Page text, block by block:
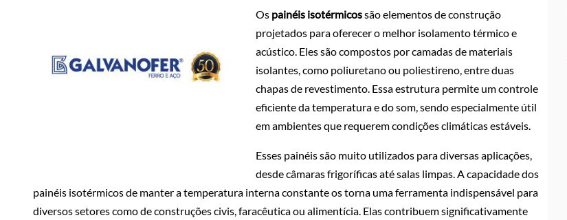
Os painéis isotérmicossão elementos de construção
projetados para oferecer o melhor isolamento térmico e
acústico. Eles são compostos por camadas de materiais
isolantes, como poliuretano ou poliestireno, entre duas
chapas de revestimento. Essa estrutura permite um controle
eficiente da temperatura e do som, sendo especialmente útil
em ambientes que requerem condições climáticas estáveis.
Esses painéis são muito utilizados para diversas aplicações,
desde câmaras frigoríficas até salas limpas. A capacidade dos
painéis isotérmicos de manter a temperatura interna constante os torna uma ferramenta indispensável para
diversos setores como de construções civis, faracêutica ou alimentícia. Elas contribuem significativamente